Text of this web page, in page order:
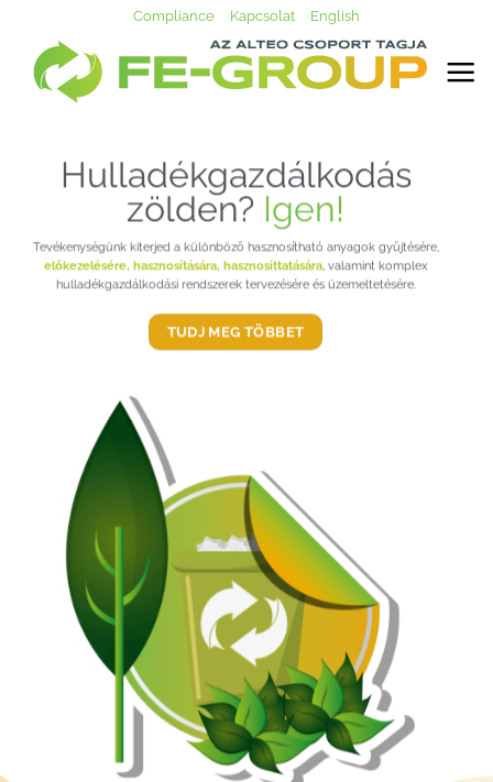
content
Compliance Kapcsolat English
zölden?Igen!
kiterjed a különböző hasznosítható anyagok gyűjtésére,
hasznosítására, hasznosíttatására, valamint komplex
rendszerek tervezésére és üzemeltetésére.
TUDJ MEG TÖBBET